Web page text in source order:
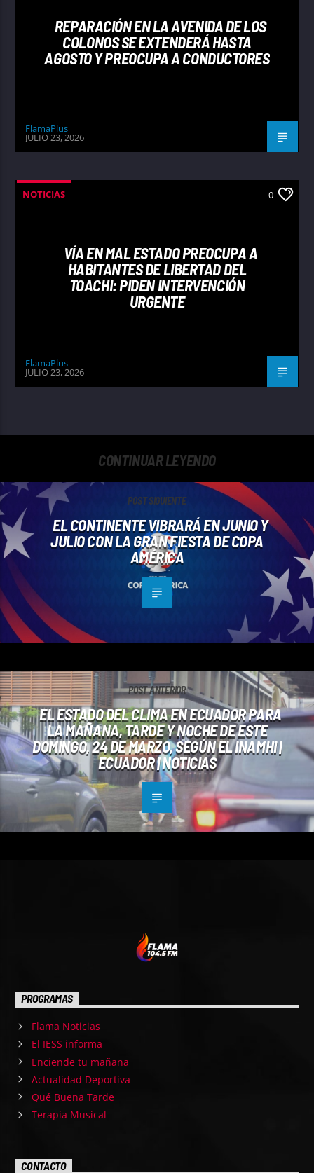
REPARACIÓN EN LA AVENIDA DE LOS
COLONOS SE EXTENDERÁ HASTA
AGOSTO Y PREOCUPA A CONDUCTORES
FlamaPlus
JULIO 23, 2026
NOTICIAS 0
VÍA EN MAL ESTADO PREOCUPA A
HABITANTES DE LIBERTAD DEL
TOACHI: PIDEN INTERVENCIÓN
URGENTE
FlamaPlus
JULIO 23, 2026
CONTINUAR LEYENDO
POST SIGUIENTE
EL CONTINENTE VIBRARÁ EN JUNIO Y
JULIO CON LA GRAN FIESTA DE COPA
AMÉRICA
POST ANTERIOR
EL ESTADO DEL CLIMA EN ECUADOR PARA
LA MAÑANA, TARDE Y NOCHE DE ESTE
DOMINGO, 24 DE MARZO, SEGÚN EL INAMHI |
ECUADOR | NOTICIAS
PROGRAMAS
Flama Noticias
El IESS informa
Enciende tu mañana
Actualidad Deportiva
Qué Buena Tarde
Terapia Musical
CONTACTO